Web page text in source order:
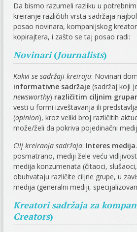
Da bismo razumeli razliku u
kreiranje različitih vrsta sadržaja
posao novinara, kompanijskog
kopirajtera, i zašto se taj posao radi:
Novinari(Journalists)
Kakvi se sadržaji kreiraju: Novinari
informativne sadržaje (sadržaj koji
newsworthy) različitim ciljnim
vesti u formi izveštavanja ili
(opinion), kroz veliki broj različitih
može/želi da pokriva pojedinačni
Cilj kreiranja sadržaja: Interes medija
posmatrano, mediji žele veću
medija konzumenata (čitaoci,
obuhvataju različite ciljne grupe, u
medija (generalni mediji,
Kreatori sadržaja za
Creators)